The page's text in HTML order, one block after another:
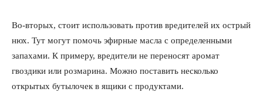
Во-вторых, стоит использовать против вредителей их острый
нюх. Тут могут помочь эфирные масла с определенными
запахами. К примеру, вредители не переносят аромат
гвоздики или розмарина. Можно поставить несколько
открытых бутылочек в ящики с продуктами.